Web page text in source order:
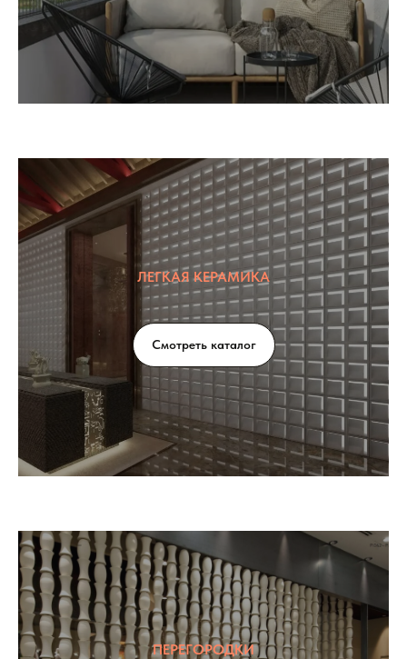
ЛЕГКАЯ КЕРАМИКА
Смотреть каталог
ПЕРЕГОРОДКИ